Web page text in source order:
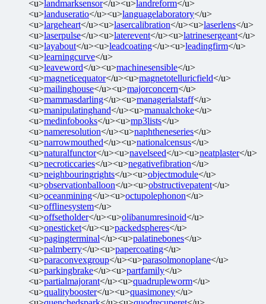
<u>landmarksensor</u><u>landreform</u>
<u>landuseratio</u><u>languagelaboratory</u>
<u>largeheart</u><u>lasercalibration</u><u>laserlens</u>
<u>laserpulse</u><u>laterevent</u><u>latrinesergeant</u>
<u>layabout</u><u>leadcoating</u><u>leadingfirm</u>
<u>learningcurve</u>
<u>leaveword</u><u>machinesensible</u>
<u>magneticequator</u><u>magnetotelluricfield</u>
<u>mailinghouse</u><u>majorconcern</u>
<u>mammasdarling</u><u>managerialstaff</u>
<u>manipulatinghand</u><u>manualchoke</u>
<u>medinfobooks</u><u>mp3lists</u>
<u>nameresolution</u><u>naphtheneseries</u>
<u>narrowmouthed</u><u>nationalcensus</u>
<u>naturalfunctor</u><u>navelseed</u><u>neatplaster</u>
<u>necroticcaries</u><u>negativefibration</u>
<u>neighbouringrights</u><u>objectmodule</u>
<u>observationballoon</u><u>obstructivepatent</u>
<u>oceanmining</u><u>octupolephonon</u>
<u>offlinesystem</u>
<u>offsetholder</u><u>olibanumresinoid</u>
<u>onesticket</u><u>packedspheres</u>
<u>pagingterminal</u><u>palatinebones</u>
<u>palmberry</u><u>papercoating</u>
<u>paraconvexgroup</u><u>parasolmonoplane</u>
<u>parkingbrake</u><u>partfamily</u>
<u>partialmajorant</u><u>quadrupleworm</u>
<u>qualitybooster</u><u>quasimoney</u>